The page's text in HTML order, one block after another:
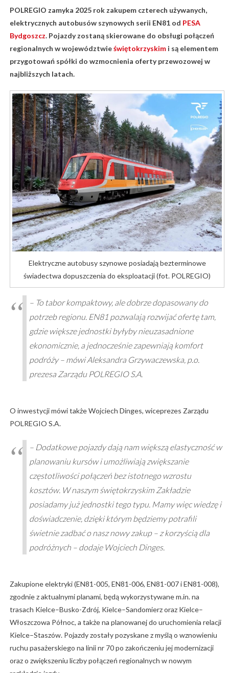
POLREGIO zamyka 2025 rok zakupem czterech używanych,
elektrycznych autobusów szynowych serii EN81 od PESA
Bydgoszcz. Pojazdy zostaną skierowane do obsługi połączeń
regionalnych w województwieświętokrzyskimi są elementem
przygotowań spółki do wzmocnienia oferty przewozowej w
najbliższych latach.
Elektryczne autobusy szynowe posiadają bezterminowe
świadectwa dopuszczenia do eksploatacji (fot. POLREGIO)
– To tabor kompaktowy, ale dobrze dopasowany do
potrzeb regionu. EN81 pozwalają rozwijać ofertę tam,
gdzie większe jednostki byłyby nieuzasadnione
ekonomicznie, a jednocześnie zapewniają komfort
podróży – mówi Aleksandra Grzywaczewska, p.o.
prezesa Zarządu POLREGIO S.A.
O inwestycji mówi także Wojciech Dinges, wiceprezes Zarządu
POLREGIO S.A.
– Dodatkowe pojazdy dają nam większą elastyczność w
planowaniu kursów i umożliwiają zwiększanie
częstotliwości połączeń bez istotnego wzrostu
kosztów. W naszym świętokrzyskim Zakładzie
posiadamy już jednostki tego typu. Mamy więc wiedzę i
doświadczenie, dzięki którym będziemy potrafili
świetnie zadbać o nasz nowy zakup – z korzyścią dla
podróżnych – dodaje Wojciech Dinges.
Zakupione elektryki (EN81-005, EN81-006, EN81-007 i EN81-008),
zgodnie z aktualnymi planami, będą wykorzystywane m.in. na
trasach Kielce–Busko-Zdrój, Kielce–Sandomierz oraz Kielce–
Włoszczowa Północ, a także na planowanej do uruchomienia relacji
Kielce–Staszów. Pojazdy zostały pozyskane z myślą o wznowieniu
ruchu pasażerskiego na linii nr 70 po zakończeniu jej modernizacji
oraz o zwiększeniu liczby połączeń regionalnych w nowym